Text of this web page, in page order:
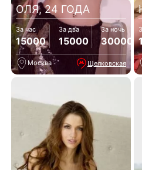
ОЛЯ, 24 ГОДА
За час
15000
За два
15000
За ночь
30000
Москва Щелковская